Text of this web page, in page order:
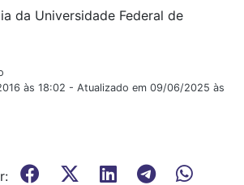
da Universidade Federal de
às 18:02 - Atualizado em 09/06/2025 às